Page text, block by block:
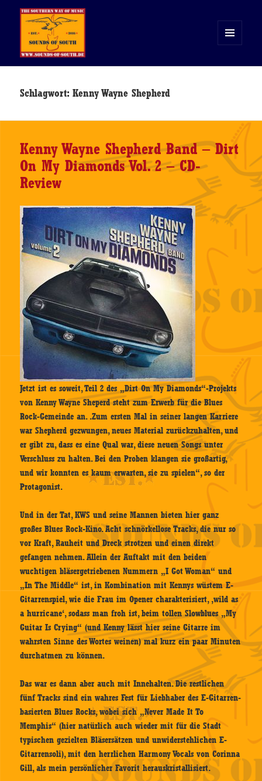
WIDGETS
Schlagwort:Kenny Wayne Shepherd
Kenny Wayne Shepherd Band – Dirt
On My Diamonds Vol. 2 – CD-
Review
Jetzt ist es soweit, Teil 2 des „Dirt On My Diamonds“-Projekts
von Kenny Wayne Sheperd steht zum Erwerb für die Blues
Rock-Gemeinde an. .Zum ersten Mal in seiner langen Karriere
war Shepherd gezwungen, neues Material zurückzuhalten, und
er gibt zu, dass es eine Qual war, diese neuen Songs unter
Verschluss zu halten. Bei den Proben klangen sie großartig,
und wir konnten es kaum erwarten, sie zu spielen“, so der
Protagonist.
Und in der Tat, KWS und seine Mannen bieten hier ganz
großes Blues Rock-Kino. Acht schnörkellose Tracks, die nur so
vor Kraft, Rauheit und Dreck strotzen und einen direkt
gefangen nehmen. Allein der Auftakt mit den beiden
wuchtigen bläsergetriebenen Nummern „I Got Woman“ und
„In The Middle“ ist, in Kombination mit Kennys wüstem E-
Gitarrenspiel, wie die Frau im Opener charakterisiert, ‚wild as
a hurricane‘, sodass man froh ist, beim tollen Slowblues „My
Guitar Is Crying“ (und Kenny lässt hier seine Gitarre im
wahrsten Sinne des Wortes weinen) mal kurz ein paar Minuten
durchatmen zu können.
Das war es dann aber auch mit Innehalten. Die restlichen
fünf Tracks sind ein wahres Fest für Liebhaber des E-Gitarren-
basierten Blues Rocks, wobei sich „Never Made It To
Memphis“ (hier natürlich auch wieder mit für die Stadt
typischen gezielten Bläsersätzen und unwiderstehlichen E-
Gitarrensoli), mit den herrlichen Harmony Vocals von Corinna
Gill, als mein persönlicher Favorit herauskristallisiert.